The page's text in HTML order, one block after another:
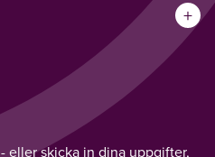
+
- eller skicka in dina uppgifter,